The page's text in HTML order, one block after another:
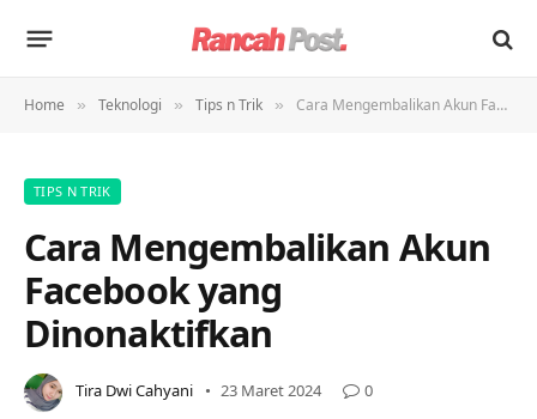
Home » Teknologi » Tips n Trik » Cara Mengembalikan Akun Facebook yang Dinonaktifkan
TIPS N TRIK
Cara Mengembalikan Akun
Facebook yang
Dinonaktifkan
Tira Dwi Cahyani 23 Maret 2024 0